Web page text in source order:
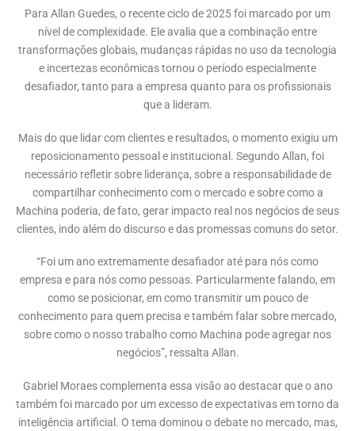
Para Allan Guedes, o recente ciclo de 2025 foi marcado por um
nível de complexidade. Ele avalia que a combinação entre
transformações globais, mudanças rápidas no uso da tecnologia
e incertezas econômicas tornou o período especialmente
desafiador, tanto para a empresa quanto para os profissionais
que a lideram.
Mais do que lidar com clientes e resultados, o momento exigiu um
reposicionamento pessoal e institucional. Segundo Allan, foi
necessário refletir sobre liderança, sobre a responsabilidade de
compartilhar conhecimento com o mercado e sobre como a
Machina poderia, de fato, gerar impacto real nos negócios de seus
clientes, indo além do discurso e das promessas comuns do setor.
“Foi um ano extremamente desafiador até para nós como
empresa e para nós como pessoas. Particularmente falando, em
como se posicionar, em como transmitir um pouco de
conhecimento para quem precisa e também falar sobre mercado,
sobre como o nosso trabalho como Machina pode agregar nos
negócios”, ressalta Allan.
Gabriel Moraes complementa essa visão ao destacar que o ano
também foi marcado por um excesso de expectativas em torno da
inteligência artificial. O tema dominou o debate no mercado, mas,